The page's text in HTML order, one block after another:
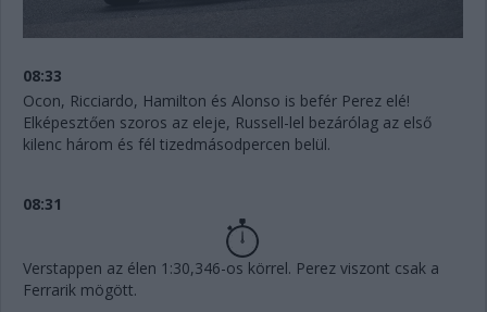
08:33
Ocon, Ricciardo, Hamilton és Alonso is befér Perez elé!
Elképesztően szoros az eleje, Russell-lel bezárólag az első
kilenc három és fél tizedmásodpercen belül.
08:31
Verstappen az élen 1:30,346-os körrel. Perez viszont csak a
Ferrarik mögött.